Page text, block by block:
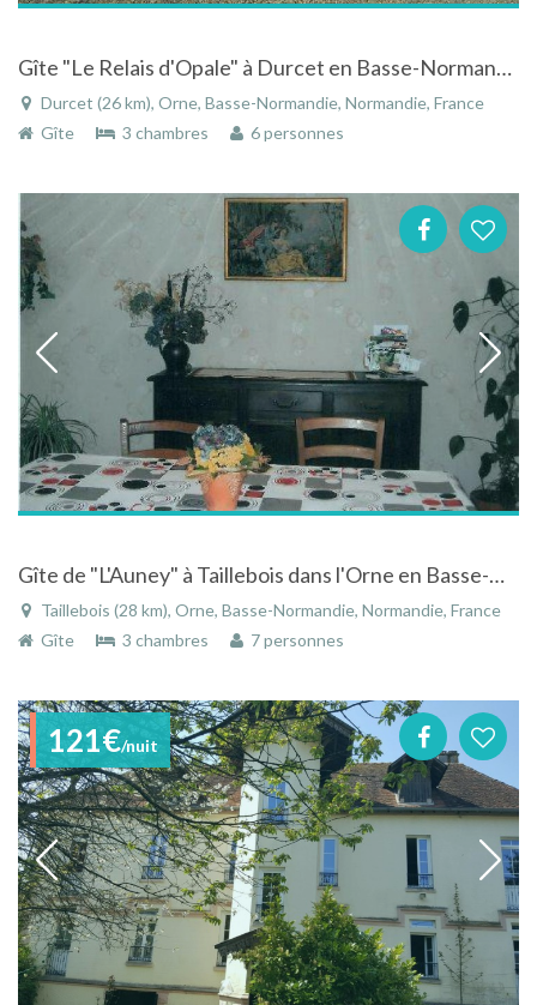
Gîte "Le Relais d'Opale" à Durcet en Basse-Normandie proche de nombreux chemins de randonnées
Durcet (26 km), Orne, Basse-Normandie, Normandie, France
Gîte
3 chambres 6 personnes
Gîte de "L'Auney" à Taillebois dans l'Orne en Basse-Normandie en pleine campagne
Taillebois (28 km), Orne, Basse-Normandie, Normandie, France
Gîte
3 chambres 7 personnes
121€/nuit